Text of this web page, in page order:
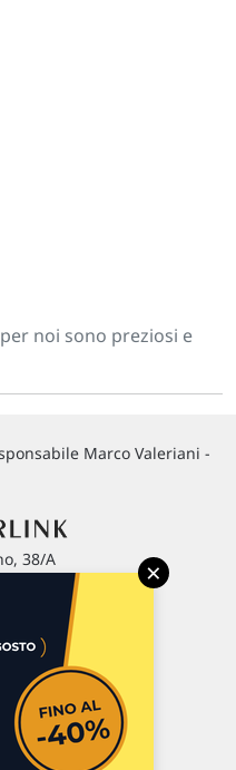
noi sono preziosi e
Marco Valeriani -
38/A
401
×